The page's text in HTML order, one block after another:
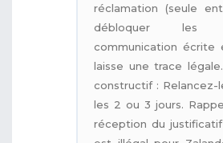
réclamation (seule
débloquer les
communication écrite
laisse une trace
constructif : Relancez-
les 2 ou 3 jours.
réception du